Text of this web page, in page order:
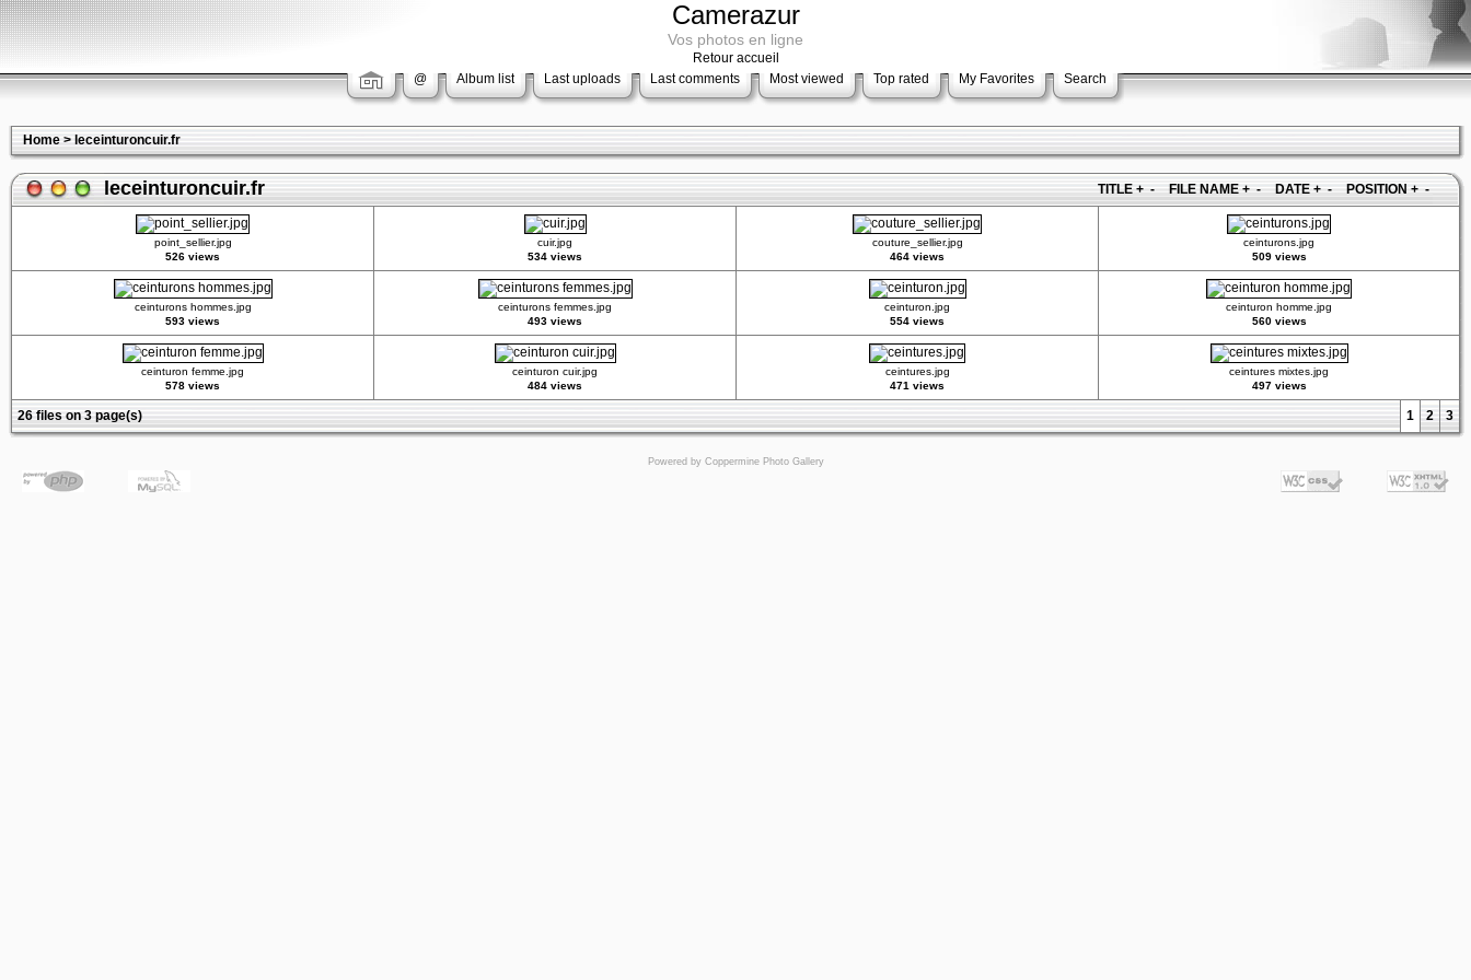
Camerazur
Vos photos en ligne
Retour accueil
@
Album list Last uploads Last comments Most viewed Top rated My Favorites Search
Home> leceinturoncuir.fr
leceinturoncuir.fr TITLE+- FILE NAME+- DATE+- POSITION+-
point_sellier.jpg
526 views
cuir.jpg
534 views
couture_sellier.jpg
464 views
ceinturons.jpg
509 views
ceinturons hommes.jpg
593 views
ceinturons femmes.jpg
493 views
ceinturon.jpg
554 views
ceinturon homme.jpg
560 views
ceinturon femme.jpg
578 views
ceinturon cuir.jpg
484 views
ceintures.jpg
471 views
ceintures mixtes.jpg
497 views
26 files on 3 page(s) 1 2 3
Powered by Coppermine Photo Gallery